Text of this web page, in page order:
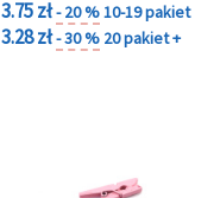
3.75 zł- 20 %10-19 pakiet
3.28 zł- 30 % 20 pakiet +